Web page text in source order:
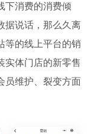
下消费的消费倾
据说话，那么久离
等的线上平台的销
实体门店的新零售
员维护、裂变方面